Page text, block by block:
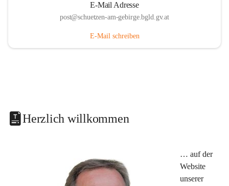
E-Mail Adresse
post@schuetzen-am-gebirge.bgld.gv.at
E-Mail schreiben
Herzlich willkommen
… auf der
Website
unserer